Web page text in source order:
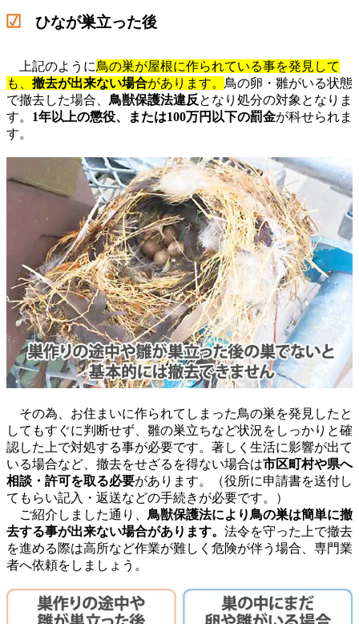
ひなが巣立った後
上記のように鳥の巣が屋根に作られている事を発見して
も、 撤去が出来ない場合があります。 鳥の卵・雛がいる状態
で撤去した場合、 鳥獣保護法違反 となり処分の対象となりま
す。 1年以上の懲役、または100万円以下の罰金が科せられま
す。
その為、お住まいに作られてしまった鳥の巣を発見したと
してもすぐに判断せず、雛の巣立ちなど状況をしっかりと確
認した上で対処する事が必要です。著しく生活に影響が出て
いる場合など、撤去をせざるを得ない場合は市区町村や県へ
相談・許可を取る必要があります。（役所に申請書を送付し
てもらい記入・返送などの手続きが必要です。）
ご紹介しました通り、 鳥獣保護法により鳥の巣は簡単に撤
去する事が出来ない場合があります。 法令を守った上で撤去
を進める際は高所など作業が難しく危険が伴う場合、専門業
者へ依頼をしましょう。